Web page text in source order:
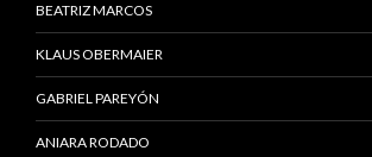
BEATRIZ MARCOS
KLAUS OBERMAIER
GABRIEL PAREYÓN
ANIARA RODADO